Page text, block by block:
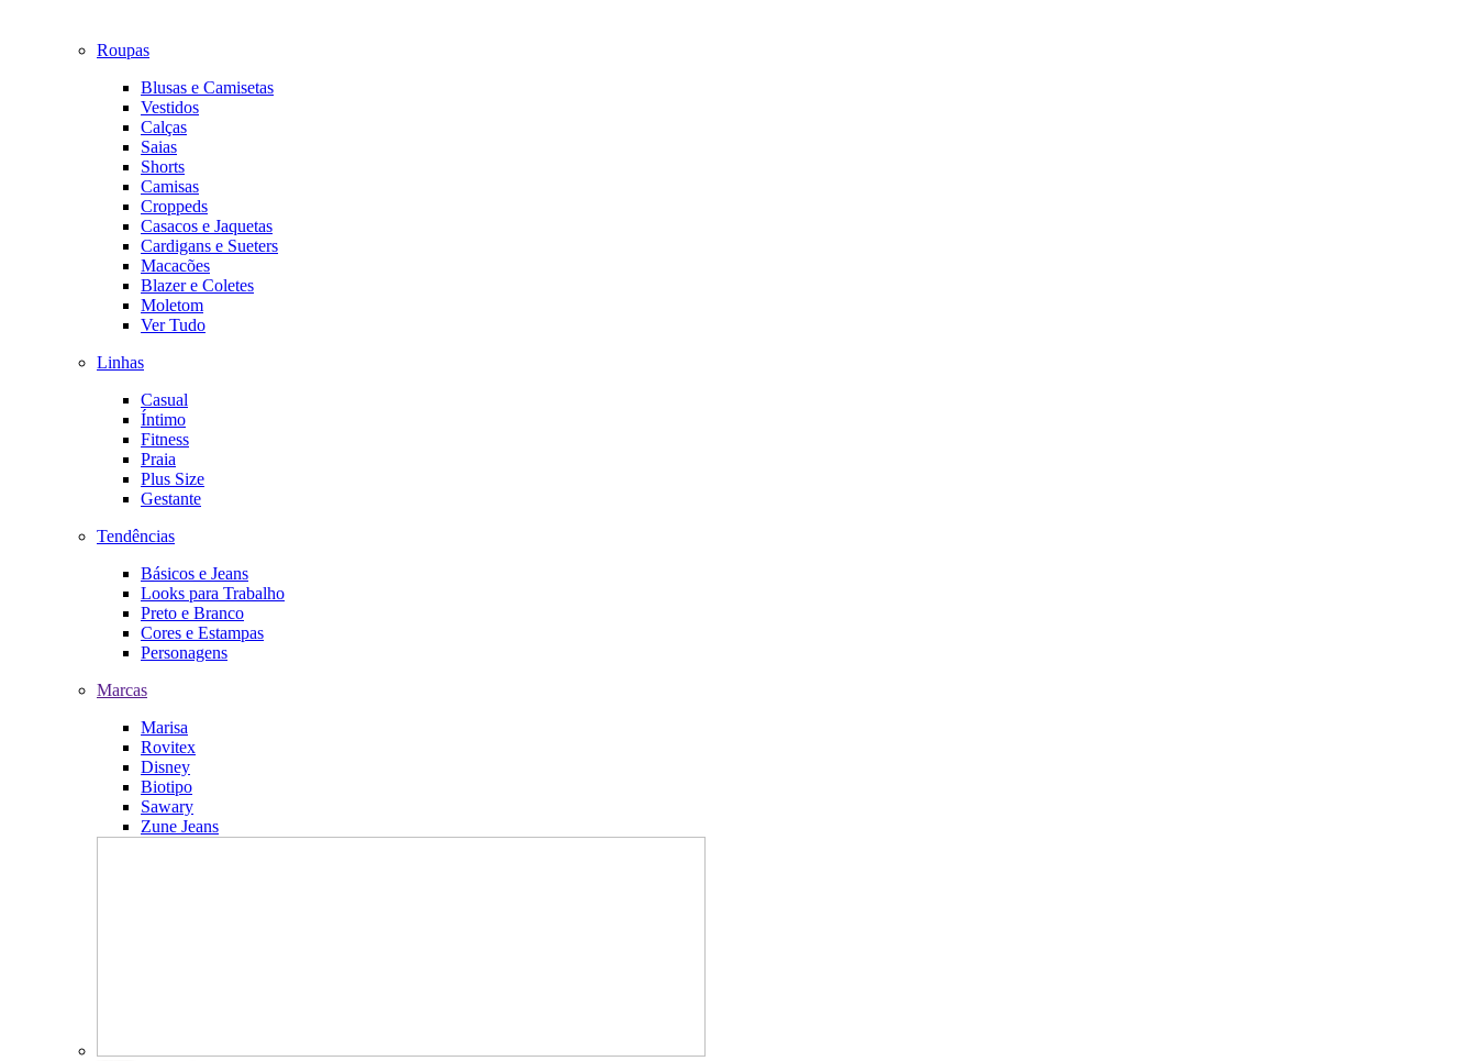
Roupas
Blusas e Camisetas
Vestidos
Calças
Saias
Shorts
Camisas
Croppeds
Casacos e Jaquetas
Cardigans e Sueters
Macacões
Blazer e Coletes
Moletom
Ver Tudo
Linhas
Casual
Íntimo
Fitness
Praia
Plus Size
Gestante
Tendências
Básicos e Jeans
Looks para Trabalho
Preto e Branco
Cores e Estampas
Personagens
Marcas
Marisa
Rovitex
Disney
Biotipo
Sawary
Zune Jeans